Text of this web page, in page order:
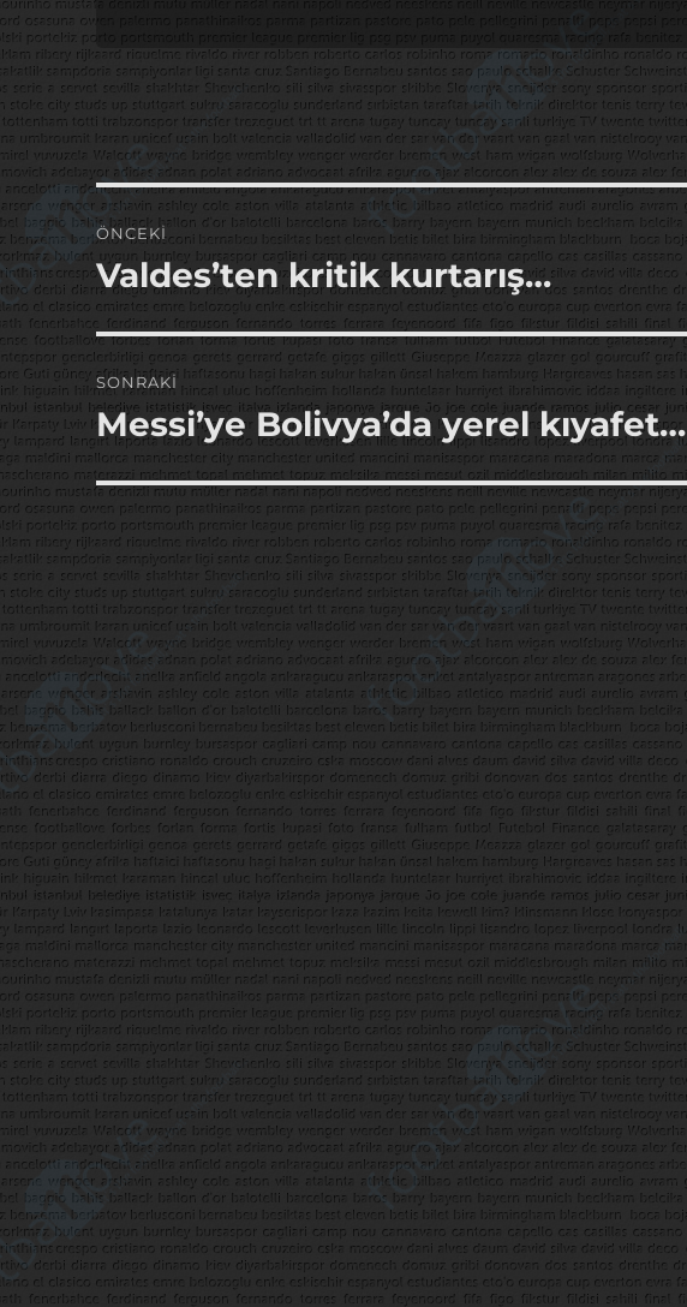
Yazı
gezinmesi
ÖNCEKI
Önceki
yazı:
Valdes’ten kritik kurtarış…
SONRAKI
Sonraki
yazı:
Messi’ye Bolivya’da yerel kıyafet…